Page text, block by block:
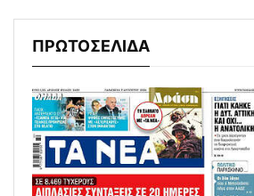
ΠΡΩΤΟΣΕΛΙΔΑ